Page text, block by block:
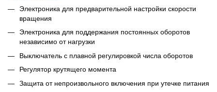
Электроника для предварительной настройки скорости
вращения
Электроника для поддержания постоянных оборотов
независимо от нагрузки
Выключатель с плавной регулировкой числа оборотов
Регулятор крутящего момента
Защита от непроизвольного включения при утечке питания